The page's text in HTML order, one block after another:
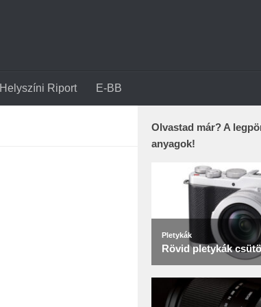
Helyszíni Riport E-BB
Olvastad már? A
anyagok!